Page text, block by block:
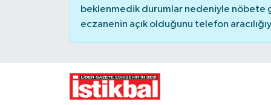
beklenmedik durumlar nedeniyle nöbete
eczanenin açık olduğunu telefon